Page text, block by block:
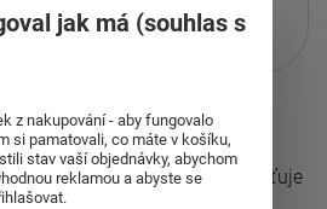
přes i-matrace.cz
Victoria tvoří tvrzená
profilováním, která zajišťuje
...
jak má (souhlas s
z nakupování - aby fungovalo
si pamatovali, co máte v košíku,
stav vaší objednávky, abychom
reklamou a abyste se